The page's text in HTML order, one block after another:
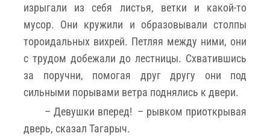
изрыгали из себя листья, ветки и какой-то
мусор. Они кружили и образовывали столпы
тороидальных вихрей. Петляя между ними, они
с трудом добежали до лестницы. Схватившись
за поручни, помогая друг другу они под
сильными порывами ветра поднялись к двери.
– Девушки вперед! ­ – рывком приоткрывая
дверь, сказал Тагарыч.